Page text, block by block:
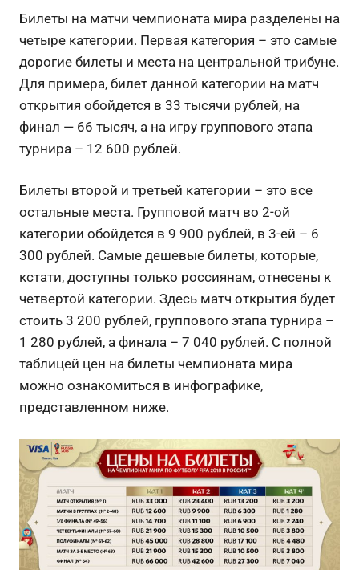
Билеты на матчи чемпионата мира разделены на
четыре категории. Первая категория – это самые
дорогие билеты и места на центральной трибуне.
Для примера, билет данной категории на матч
открытия обойдется в 33 тысячи рублей, на
финал — 66 тысяч, а на игру группового этапа
турнира – 12 600 рублей.
Билеты второй и третьей категории – это все
остальные места. Групповой матч во 2-ой
категории обойдется в 9 900 рублей, в 3-ей – 6
300 рублей. Самые дешевые билеты, которые,
кстати, доступны только россиянам, отнесены к
четвертой категории. Здесь матч открытия будет
стоить 3 200 рублей, группового этапа турнира –
1 280 рублей, а финала – 7 040 рублей. С полной
таблицей цен на билеты чемпионата мира
можно ознакомиться в инфографике,
представленном ниже.